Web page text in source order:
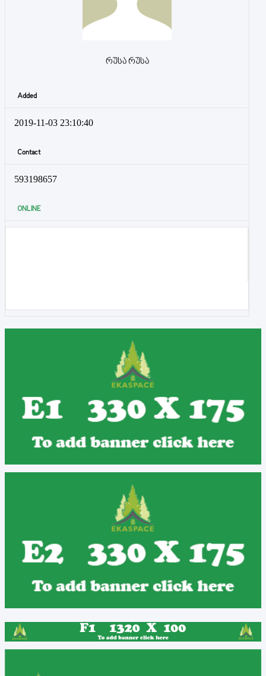
რუსა რუსა
Added
2019-11-03 23:10:40
Contact
593198657
ONLINE